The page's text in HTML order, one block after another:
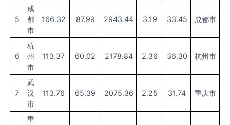
5
成
都
市
166.32 87.99 2943.44 3.19 33.45 成都市
6
杭
州
市
113.37 60.02 2178.84 2.36 36.30 杭州市
7
武
汉
市
113.76 65.39 2075.36 2.25 31.74 重庆市
重